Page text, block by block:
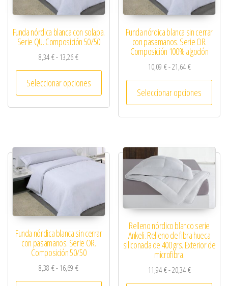
Funda nórdica blanca con solapa.
Serie QU. Composición 50/50
8,34€-13,26€Rango de precios: desde 8,34 € hasta 13,26 €
Seleccionar opciones
Este producto tiene múltiples variantes.
Funda nórdica blanca sin cerrar
con pasamanos. Serie OR.
Composición 100% algodón
10,09 €-21,64€Rango de
Seleccionar opciones
Este
Funda nórdica blanca sin cerrar
con pasamanos. Serie OR.
Composición 50/50
8,38€-16,69€Rango de precios: desde 8,38 € hasta 16,69 €
Relleno nórdico blanco serie
Ankeli. Relleno de fibra hueca
siliconada de 400 grs. Exterior de
microfibra.
11,94€-20,34€Rango de